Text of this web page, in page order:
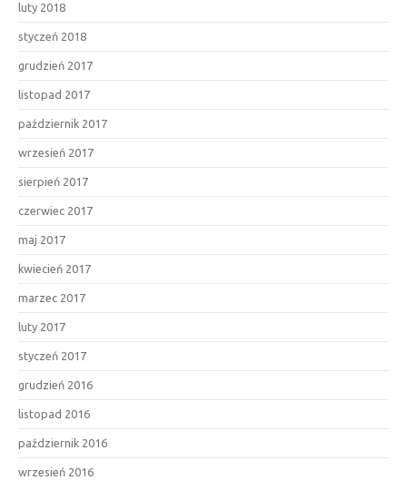
luty 2018
styczeń 2018
grudzień 2017
listopad 2017
październik 2017
wrzesień 2017
sierpień 2017
czerwiec 2017
maj 2017
kwiecień 2017
marzec 2017
luty 2017
styczeń 2017
grudzień 2016
listopad 2016
październik 2016
wrzesień 2016